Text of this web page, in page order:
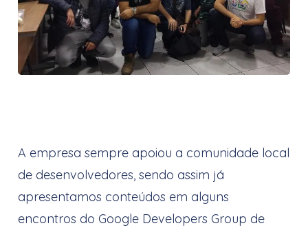
A empresa sempre apoiou a comunidade local
de desenvolvedores, sendo assim já
apresentamos conteúdos em alguns
encontros do Google Developers Group de